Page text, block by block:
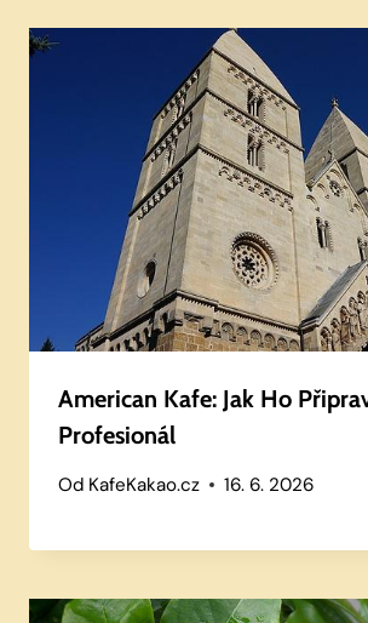
American Kafe: Jak Ho
Profesionál
Od KafeKakao.cz 16. 6. 2026